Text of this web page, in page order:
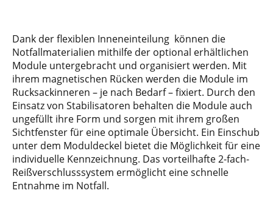
Dank der flexiblen Inneneinteilung können die
Notfallmaterialien mithilfe der optional erhältlichen
Module untergebracht und organisiert werden. Mit
ihrem magnetischen Rücken werden die Module im
Rucksackinneren – je nach Bedarf – fixiert. Durch den
Einsatz von Stabilisatoren behalten die Module auch
ungefüllt ihre Form und sorgen mit ihrem großen
Sichtfenster für eine optimale Übersicht. Ein Einschub
unter dem Moduldeckel bietet die Möglichkeit für eine
individuelle Kennzeichnung. Das vorteilhafte 2-fach-
Reißverschlusssystem ermöglicht eine schnelle
Entnahme im Notfall.